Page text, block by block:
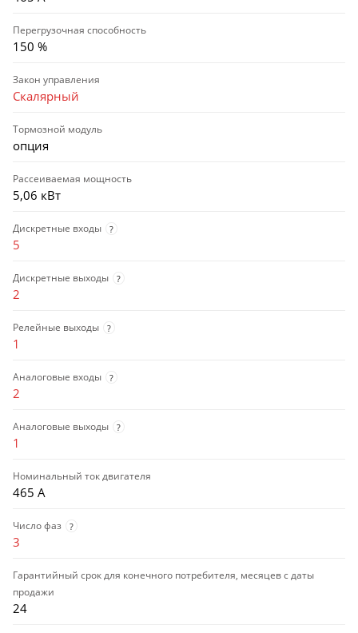
Перегрузочная способность
150 %
Закон управления
Скалярный
Тормозной модуль
опция
Рассеиваемая мощность
5,06 кВт
Дискретные входы ?
5
Дискретные выходы ?
2
Релейные выходы ?
1
Аналоговые входы ?
2
Аналоговые выходы ?
1
Номинальный ток двигателя
465 А
Число фаз ?
3
Гарантийный срок для конечного потребителя, месяцев с даты
продажи
24